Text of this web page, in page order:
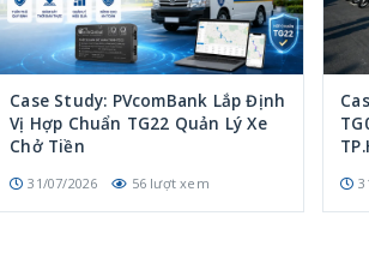
Case Study: PVcomBank Lắp Định
Vị Hợp Chuẩn TG22 Quản Lý Xe
Chở Tiền
31/07/2026 56 lượt xem